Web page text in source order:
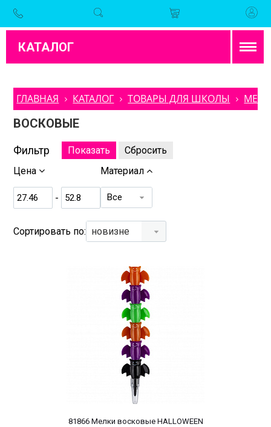
КАТАЛОГ
ГЛАВНАЯ КАТАЛОГ ТОВАРЫ ДЛЯ ШКОЛЫ
ВОСКОВЫЕ
Фильтр
Цена
-
Материал
Все
Сортировать по: новизне
81866 Мелки восковые HALLOWEEN